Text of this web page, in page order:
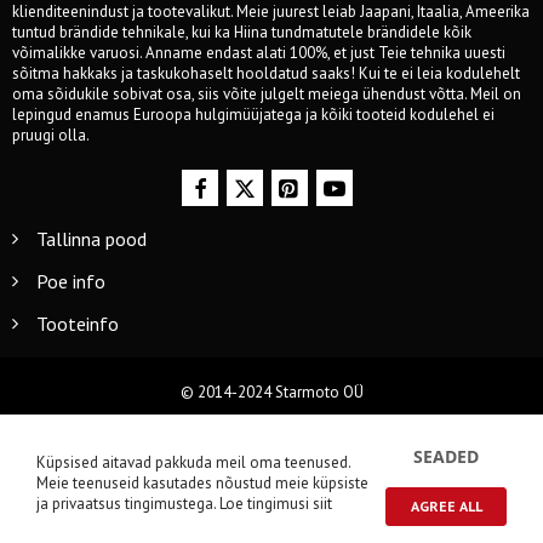
klienditeenindust ja tootevalikut. Meie juurest leiab Jaapani, Itaalia, Ameerika
tuntud brändide tehnikale, kui ka Hiina tundmatutele brändidele kõik
võimalikke varuosi. Anname endast alati 100%, et just Teie tehnika uuesti
sõitma hakkaks ja taskukohaselt hooldatud saaks! Kui te ei leia kodulehelt
oma sõidukile sobivat osa, siis võite julgelt meiega ühendust võtta. Meil on
lepingud enamus Euroopa hulgimüüjatega ja kõiki tooteid kodulehel ei
pruugi olla.
Tallinna pood
Poe info
Tooteinfo
© 2014-2024 Starmoto OÜ
Küpsised aitavad pakkuda meil oma teenused.
Meie teenuseid kasutades nõustud meie küpsiste
ja privaatsus tingimustega.Loe tingimusi siit
SEADED
AGREE ALL
0